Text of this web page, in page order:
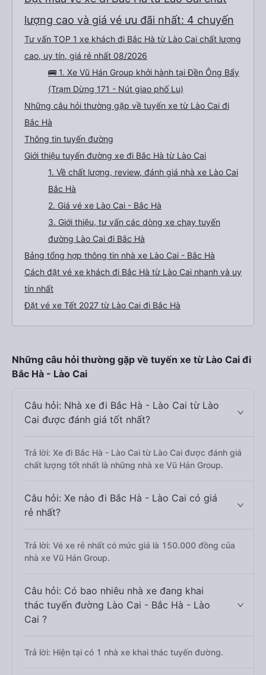
lượng cao và giá vé ưu đãi nhất: 4 chuyến
Tư vấn TOP 1 xe khách đi Bắc Hà từ Lào Cai chất lượng
cao, uy tín, giá rẻ nhất 08/2026
🚌 1. Xe Vũ Hán Group khởi hành tại Đền Ông Bẩy
(Trạm Dừng 171 - Nút giao phố Lu)
Những câu hỏi thường gặp về tuyến xe từ Lào Cai đi
Bắc Hà
Thông tin tuyến đường
Giới thiệu tuyến đường xe đi Bắc Hà từ Lào Cai
1. Về chất lượng, review, đánh giá nhà xe Lào Cai
Bắc Hà
2. Giá vé xe Lào Cai - Bắc Hà
3. Giới thiệu, tư vấn các dòng xe chạy tuyến
đường Lào Cai đi Bắc Hà
Bảng tổng hợp thông tin nhà xe Lào Cai - Bắc Hà
Cách đặt vé xe khách đi Bắc Hà từ Lào Cai nhanh và uy
tín nhất
Đặt vé xe Tết 2027 từ Lào Cai đi Bắc Hà
Những câu hỏi thường gặp về tuyến xe từ Lào Cai đi
Bắc Hà - Lào Cai
Câu hỏi: Nhà xe đi Bắc Hà - Lào Cai từ Lào
Cai được đánh giá tốt nhất?
Trả lời: Xe đi Bắc Hà - Lào Cai từ Lào Cai được đánh giá
chất lượng tốt nhất là những nhà xe Vũ Hán Group.
Câu hỏi: Xe nào đi Bắc Hà - Lào Cai có giá
rẻ nhất?
Trả lời: Vé xe rẻ nhất có mức giá là 150.000 đồng của
nhà xe Vũ Hán Group.
Câu hỏi: Có bao nhiêu nhà xe đang khai
thác tuyến đường Lào Cai - Bắc Hà - Lào
Cai ?
Trả lời: Hiện tại có 1 nhà xe khai thác tuyến đường.